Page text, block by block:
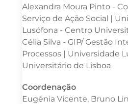
Alexandra Moura Pinto -
Serviço de Ação Social |
Lusófona - Centro
Célia Silva - GIP/ Gestão
Processos | Universidade
Universitário de Lisboa
Coordenação
Eugénia Vicente, Bruno